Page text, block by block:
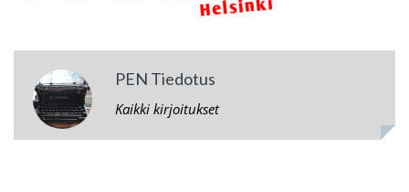
PEN Tiedotus
Kaikki kirjoitukset